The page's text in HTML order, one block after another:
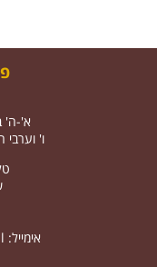
א'-ה' בין
ו' וערבי חג
אימייל: